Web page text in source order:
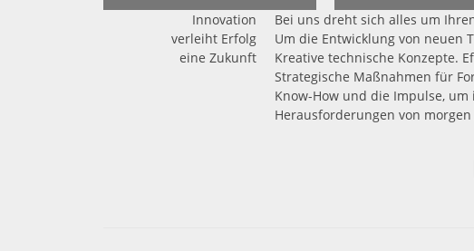
Innovation
verleiht Erfolg
eine Zukunft
Bei uns dreht sich alles um
Um die Entwicklung von neuen
Kreative technische Konzepte.
Strategische Maßnahmen für
Know-How und die Impulse,
Herausforderungen von